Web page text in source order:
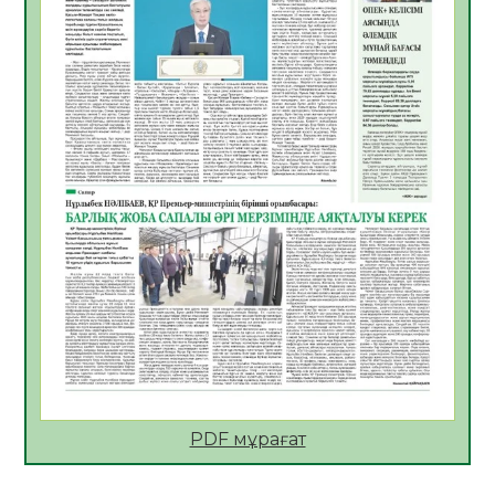
Қазақстан Орталық Азиядағы көшуге ең
қолайлы ел атанды
05.08.2026
32
Өрт қауіпсіздігі талаптарын сақтау – әр
азаматтың міндеті
05.08.2026
32
Руслан Рүстемұлы облыс әкімінің
кеңесшісі болып тағайындалды
05.08.2026
29
Цифрландыру саласын дамыту аясында
салынатын жаңа орталықтың жобасы
талқыланды
05.08.2026
29
құралдарының таныстырылымы өтті
PDF мұрағат